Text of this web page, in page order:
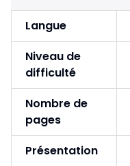
Langue
Niveau de
difficulté
Nombre de
pages
Présentation